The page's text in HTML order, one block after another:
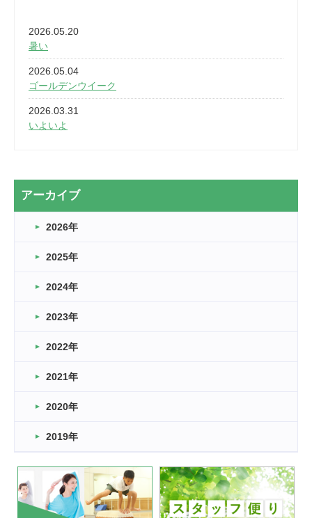
2026.05.20
暑い
2026.05.04
ゴールデンウイーク
2026.03.31
いよいよ
2026.03.20
なぎなた
2026.03.16
車いすバスケとRくんのお話
卒業・卒園の季節★
2026.03.11
緑ケ丘体育館
2022.11.03
緑ケ丘体育館
いたっぼーる大会☆彡
緑ケ丘体育館
2022.07.03
アーカイブ
2026年
2025年
2024年
2023年
2022年
2021年
2020年
2019年